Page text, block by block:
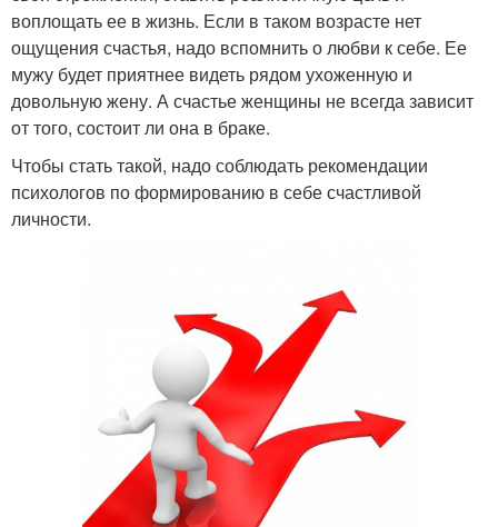
воплощать ее в жизнь. Если в таком возрасте нет
ощущения счастья, надо вспомнить о любви к себе. Ее
мужу будет приятнее видеть рядом ухоженную и
довольную жену. А счастье женщины не всегда зависит
от того, состоит ли она в браке.
Чтобы стать такой, надо соблюдать рекомендации
психологов по формированию в себе счастливой
личности.